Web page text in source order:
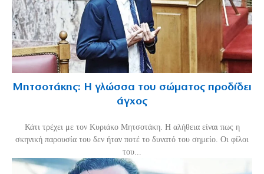
Μητσοτάκης: Η γλώσσα του σώματος προδίδει
άγχος
Κάτι τρέχει με τον Κυριάκο Μητσοτάκη. Η αλήθεια είναι πως η
σκηνική παρουσία του δεν ήταν ποτέ το δυνατό του σημείο. Οι φίλοι
του...